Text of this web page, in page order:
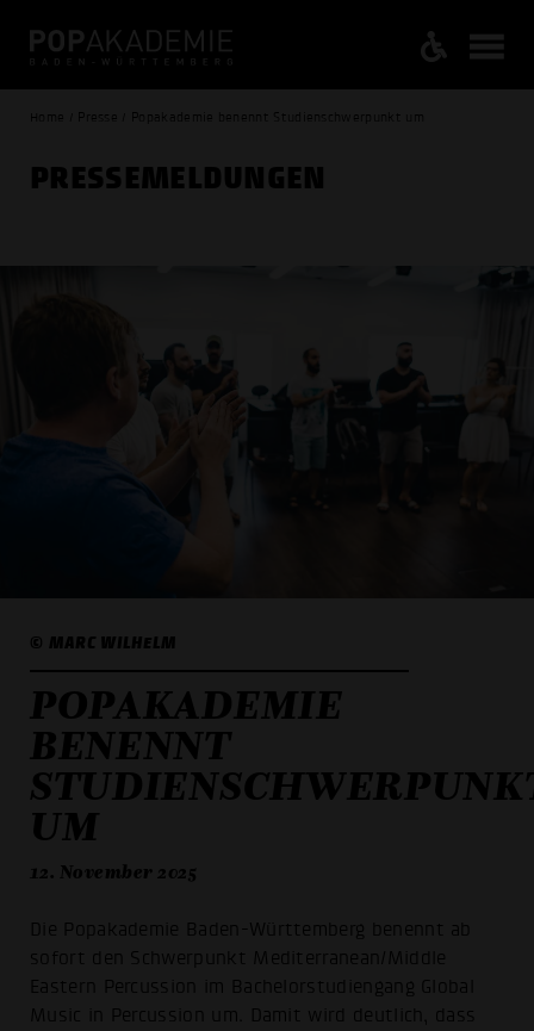
Home / Presse / Popakademie benennt Studienschwerpunkt um
PRESSE­MELDUNGEN
© MARC WILHELM
POPAKADEMIE
BENENNT
UM
12. November 2025
Die Popakademie Baden-Württemberg benennt ab
sofort den Schwerpunkt Mediterranean/Middle
Eastern Percussion im Bachelorstudiengang Global
Music in Percussion um. Damit wird deutlich, dass